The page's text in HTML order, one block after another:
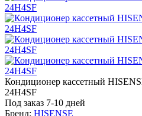
Кондиционер кассетный
24H4SF
Под заказ 7-10 дней
Бренд: HISENSE